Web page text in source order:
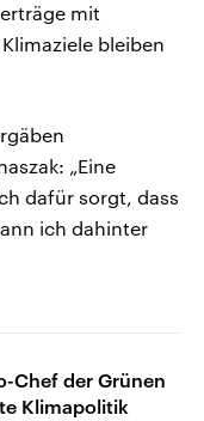
mit
bleiben
„Eine
dafür sorgt, dass
ich dahinter
Chef der Grünen
Klimapolitik